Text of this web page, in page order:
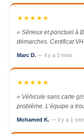
★★★★★
« Sérieux et ponctuel à
démarches. Certificat
Marc D. — il y a 2 mois
★★★★★
« Véhicule sans carte
problème. L’équipe a
Mohamed K. — il y a 1